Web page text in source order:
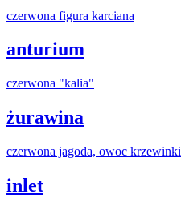
czerwona figura karciana
anturium
czerwona "kalia"
żurawina
czerwona jagoda, owoc krzewinki
inlet